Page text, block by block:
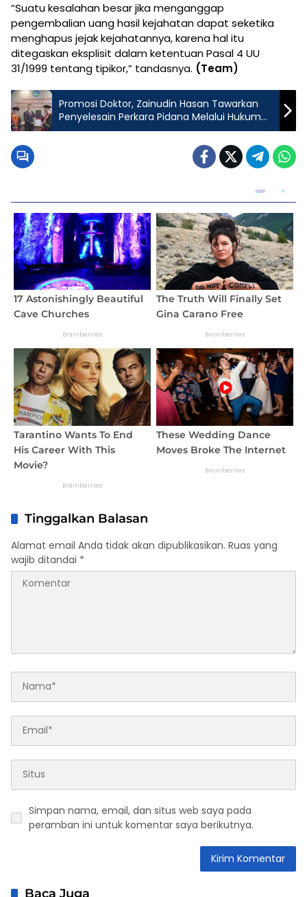
“Suatu kesalahan besar jika menganggap
pengembalian uang hasil kejahatan dapat seketika
menghapus jejak kejahatannya, karena hal itu
ditegaskan eksplisit dalam ketentuan Pasal 4 UU
31/1999 tentang tipikor,” tandasnya. (Team)
Promosi Doktor, Zainudin Hasan Tawarkan
Penyelesain Perkara Pidana Melalui Hukum
Adat
Tinggalkan Balasan
Alamat email Anda tidak akan dipublikasikan. Ruas yang
wajib ditandai *
Simpan nama, email, dan situs web saya pada
peramban ini untuk komentar saya berikutnya.
Baca Juga